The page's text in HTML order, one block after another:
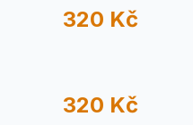
320 Kč
320 Kč